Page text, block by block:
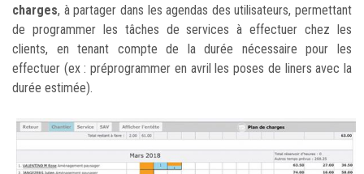
charges, à partager dans les agendas des utilisateurs, permettant
de programmer les tâches de services à effectuer chez les
clients, en tenant compte de la durée nécessaire pour les
effectuer (ex : préprogrammer en avril les poses de liners avec la
durée estimée).